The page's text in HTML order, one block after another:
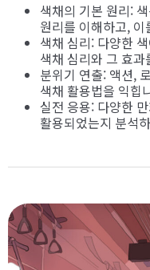
색채의 기본 원리:
원리를 이해하고,
색채 심리: 다양한
색채 심리와 그 효
분위기 연출: 액션,
색채 활용법을 익힙
실전 응용: 다양한
활용되었는지 분석